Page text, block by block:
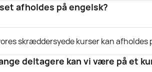
afholdes på engelsk?
skræddersyede kurser kan
deltagere kan vi være på et